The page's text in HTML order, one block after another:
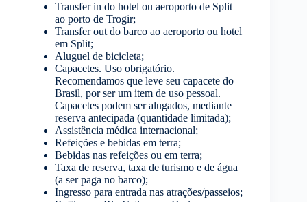
Transfer in do hotel ou aeroporto de Split
ao porto de Trogir;
Transfer out do barco ao aeroporto ou hotel
em Split;
Aluguel de bicicleta;
Capacetes. Uso obrigatório.
Recomendamos que leve seu capacete do
Brasil, por ser um item de uso pessoal.
Capacetes podem ser alugados, mediante
reserva antecipada (quantidade limitada);
Assistência médica internacional;
Refeições e bebidas em terra;
Bebidas nas refeições ou em terra;
Taxa de reserva, taxa de turismo e de água
(a ser paga no barco);
Ingresso para entrada nas atrações/passeios;